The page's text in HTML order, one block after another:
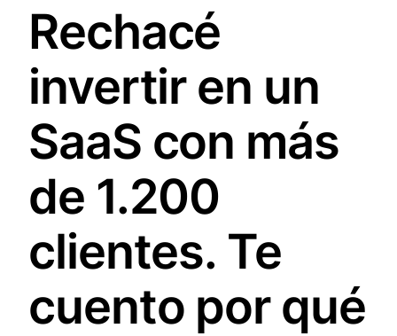
Rechacé
invertir en un
SaaS con más
de 1.200
clientes. Te
cuento por qué